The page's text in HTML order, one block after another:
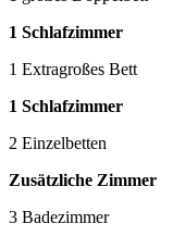
1 Schlafzimmer
1 Extragroßes Bett
1 Schlafzimmer
2 Einzelbetten
Zusätzliche Zimmer
3 Badezimmer